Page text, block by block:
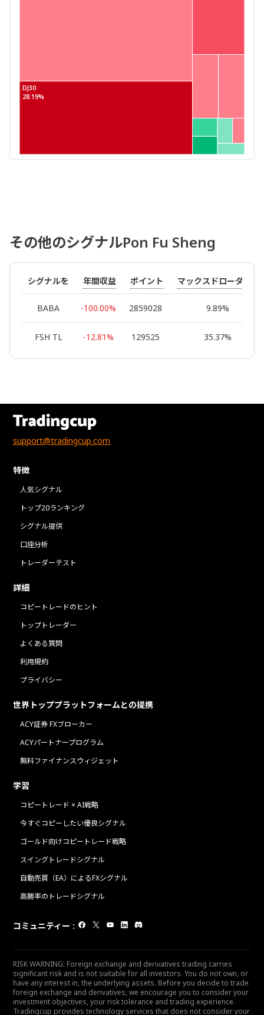
DJ30
28.19%
その他のシグナルPon Fu Sheng
シグナルを 年間収益 ポイント マックスドローダウン
BABA -100.00% 2859028 9.89%
FSH TL -12.81% 129525 35.37%
support@tradingcup.com
特徴
人気シグナル
トップ20ランキング
シグナル提供
口座分析
トレーダーテスト
詳細
コピートレードのヒント
トップトレーダー
よくある質問
利用規約
プライバシー
世界トッププラットフォームとの提携
ACY証券 FXブローカー
ACYパートナープログラム
無料ファイナンスウィジェット
学習
コピートレード × AI戦略
今すぐコピーしたい優良シグナル
ゴールド向けコピートレード戦略
スイングトレードシグナル
自動売買（EA）によるFXシグナル
高勝率のトレードシグナル
コミュニティー :
RISK WARNING: Foreign exchange and derivatives trading carries
significant risk and is not suitable for all investors. You do not own, or
have any interest in, the underlying assets. Before you decide to trade
foreign exchange and derivatives, we encourage you to consider your
investment objectives, your risk tolerance and trading experience.
Tradingcup provides technology services that does not consider your